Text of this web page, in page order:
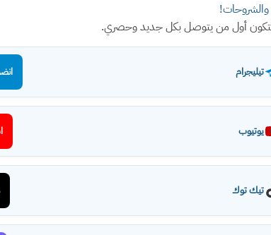
لتكون أول من يتوصل بكل جديد وحصري.
تيليجرام
يوتيوب
تيك توك